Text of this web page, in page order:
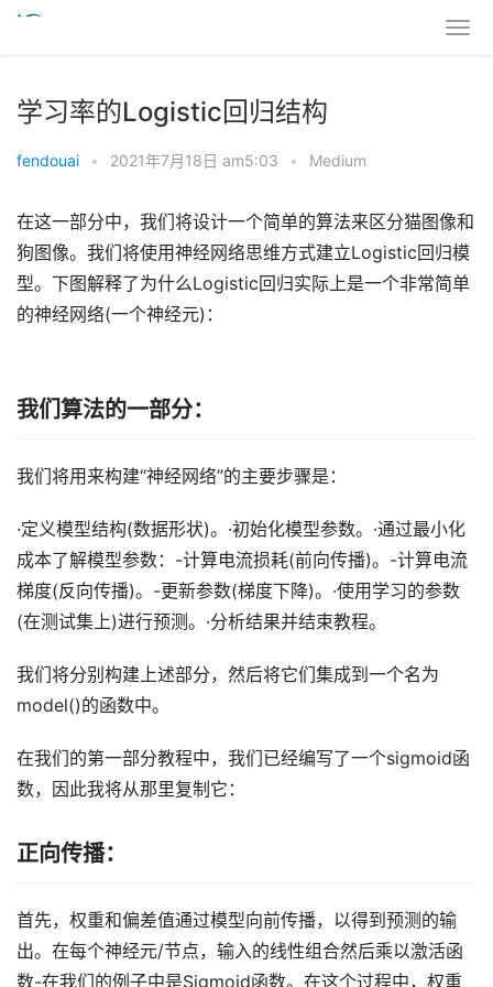
学习率的Logistic回归结构
fendouai • 2021年7月18日 am5:03 • Medium
在这一部分中，我们将设计一个简单的算法来区分猫图像和
狗图像。我们将使用神经网络思维方式建立Logistic回归模
型。下图解释了为什么Logistic回归实际上是一个非常简单
的神经网络(一个神经元)：
我们算法的一部分：
我们将用来构建“神经网络”的主要步骤是：
·定义模型结构(数据形状)。·初始化模型参数。·通过最小化
成本了解模型参数：-计算电流损耗(前向传播)。-计算电流
梯度(反向传播)。-更新参数(梯度下降)。·使用学习的参数
(在测试集上)进行预测。·分析结果并结束教程。
我们将分别构建上述部分，然后将它们集成到一个名为
model()的函数中。
在我们的第一部分教程中，我们已经编写了一个sigmoid函
数，因此我将从那里复制它：
正向传播：
首先，权重和偏差值通过模型向前传播，以得到预测的输
出。在每个神经元/节点，输入的线性组合然后乘以激活函
数-在我们的例子中是Sigmoid函数。在这个过程中，权重